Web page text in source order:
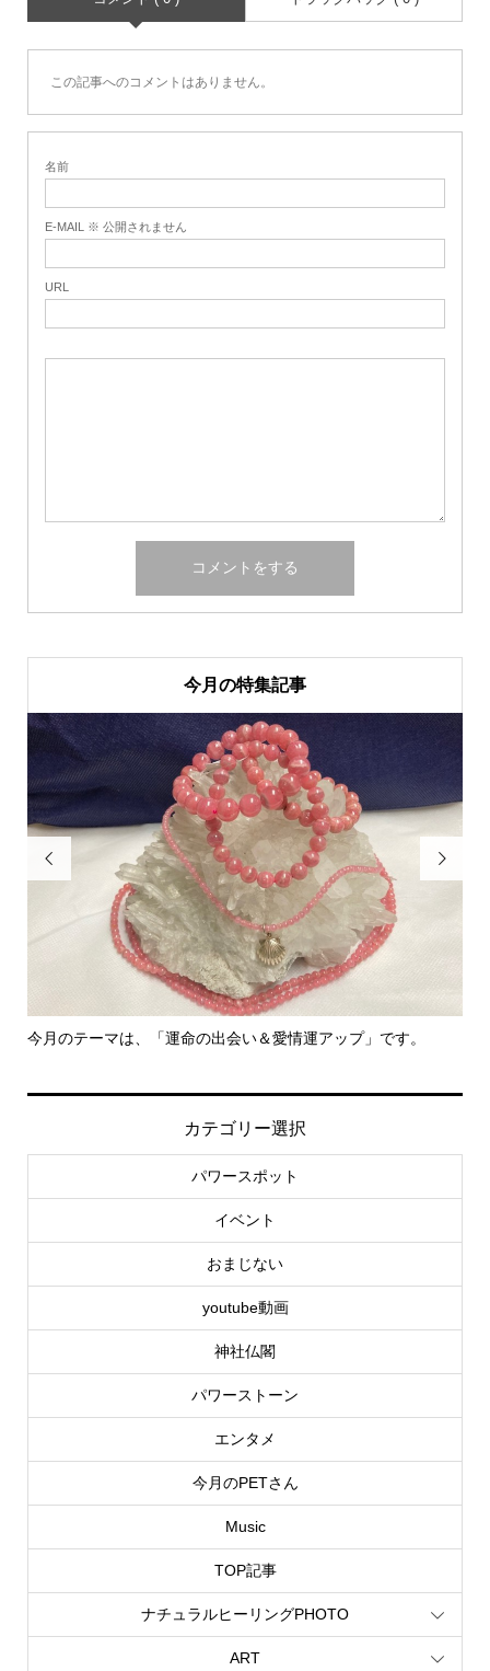
この記事へのコメントはありません。
名前
E-MAIL ※ 公開されません
URL
今月の特集記事

月のテーマは、「運命の出会い＆愛情運アップ」です。

カテゴリー選択
パワースポット
イベント
おまじない
youtube動画
神社仏閣
パワーストーン
エンタメ
今月のPETさん
Music
TOP記事
ナチュラルヒーリングPHOTO
ART